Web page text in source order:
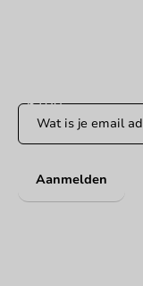
Aanmelden